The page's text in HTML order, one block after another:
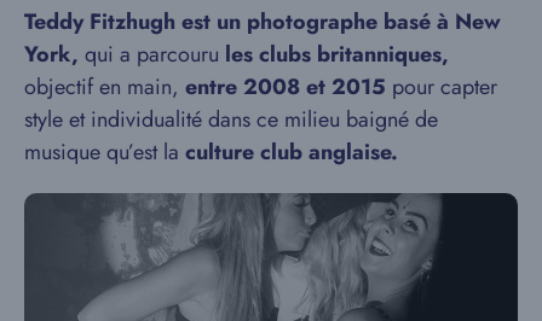
Teddy Fitzhugh est un photographe basé à New
York, qui a parcouru les clubs britanniques,
objectif en main, entre 2008 et 2015 pour capter
style et individualité dans ce milieu baigné de
musique qu’est la culture club anglaise.